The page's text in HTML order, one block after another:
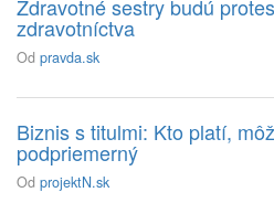
Zdravotné sestry budú
zdravotníctva
Od pravda.sk
Biznis s titulmi: Kto platí,
podpriemerný
Od projektN.sk